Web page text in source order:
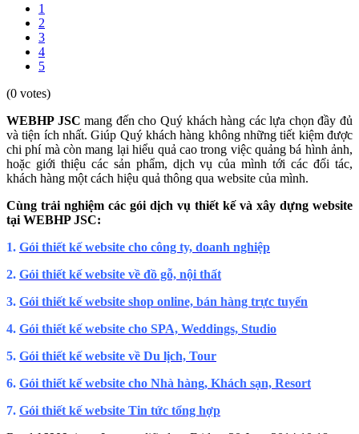
1
2
3
4
5
(0 votes)
WEBHP JSC mang đến cho Quý khách hàng các lựa chọn đầy đủ
và tiện ích nhất. Giúp Quý khách hàng không những tiết kiệm được
chi phí mà còn mang lại hiểu quả cao trong việc quảng bá hình ảnh,
hoặc giới thiệu các sản phẩm, dịch vụ của mình tới các đối tác,
khách hàng một cách hiệu quả thông qua website của mình.
Cùng trải nghiệm các gói dịch vụ thiết kế và xây dựng website
tại WEBHP JSC:
1. Gói thiết kế website cho công ty, doanh nghiệp
2. Gói thiết kế website về đồ gỗ, nội thất
3. Gói thiết kế website shop online, bán hàng trực tuyến
4. Gói thiết kế website cho SPA, Weddings, Studio
5. Gói thiết kế website về Du lịch, Tour
6. Gói thiết kế website cho Nhà hàng, Khách sạn, Resort
7. Gói thiết kế website Tin tức tổng hợp